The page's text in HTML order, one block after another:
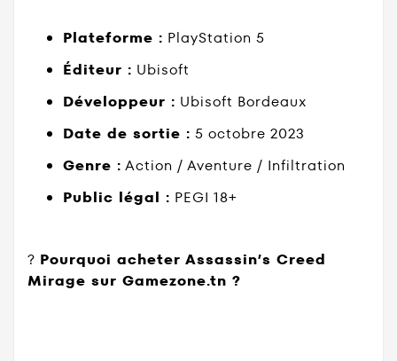
Plateforme : PlayStation 5
Éditeur : Ubisoft
Développeur : Ubisoft Bordeaux
Date de sortie : 5 octobre 2023
Genre : Action / Aventure / Infiltration
Public légal : PEGI 18+
? Pourquoi acheter Assassin’s Creed
Mirage sur Gamezone.tn ?